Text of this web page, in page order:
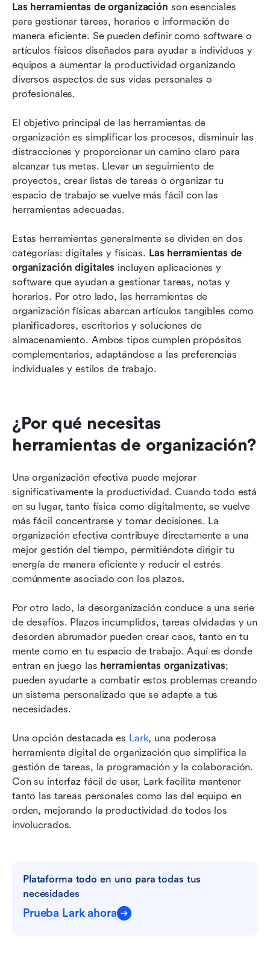
Las herramientas de organización son esenciales
para gestionar tareas, horarios e información de
manera eficiente. Se pueden definir como software o
artículos físicos diseñados para ayudar a individuos y
equipos a aumentar la productividad organizando
diversos aspectos de sus vidas personales o
profesionales.
El objetivo principal de las herramientas de
organización es simplificar los procesos, disminuir las
distracciones y proporcionar un camino claro para
alcanzar tus metas. Llevar un seguimiento de
proyectos, crear listas de tareas o organizar tu
espacio de trabajo se vuelve más fácil con las
herramientas adecuadas.
Estas herramientas generalmente se dividen en dos
categorías: digitales y físicas. Las herramientas de
organización digitales incluyen aplicaciones y
software que ayudan a gestionar tareas, notas y
horarios. Por otro lado, las herramientas de
organización físicas abarcan artículos tangibles como
planificadores, escritorios y soluciones de
almacenamiento. Ambos tipos cumplen propósitos
complementarios, adaptándose a las preferencias
individuales y estilos de trabajo.
¿Por qué necesitas
herramientas de organización?
Una organización efectiva puede mejorar
significativamente la productividad. Cuando todo está
en su lugar, tanto física como digitalmente, se vuelve
más fácil concentrarse y tomar decisiones. La
organización efectiva contribuye directamente a una
mejor gestión del tiempo, permitiéndote dirigir tu
energía de manera eficiente y reducir el estrés
comúnmente asociado con los plazos.
Por otro lado, la desorganización conduce a una serie
de desafíos. Plazos incumplidos, tareas olvidadas y un
desorden abrumador pueden crear caos, tanto en tu
mente como en tu espacio de trabajo. Aquí es donde
entran en juego las herramientas organizativas;
pueden ayudarte a combatir estos problemas creando
un sistema personalizado que se adapte a tus
necesidades.
Una opción destacada es Lark, una poderosa
herramienta digital de organización que simplifica la
gestión de tareas, la programación y la colaboración.
Con su interfaz fácil de usar, Lark facilita mantener
tanto las tareas personales como las del equipo en
orden, mejorando la productividad de todos los
involucrados.
Plataforma todo en uno para todas tus
necesidades
Prueba Lark ahora
adecuada para ti
Las 8 mejores herramientas de organización
Tendencias futuras en herramientas de
organización
Conclusión
Preguntas frecuentes
Lectura relacionada